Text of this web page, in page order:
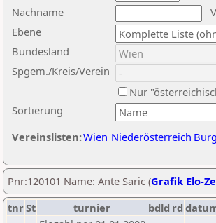
Nachname
Ebene
Sortierung
Bundesland
Spgem./Kreis/Verein
Nur
Vereinslisten:Wien Niederösterreich
Pnr:120101 Name: Ante Saric (Grafik Elo-
tnrSt turnier bdld rd